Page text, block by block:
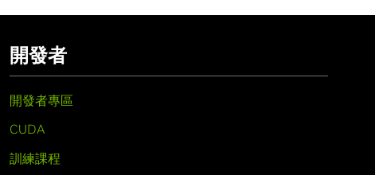
開發者
開發者專區
CUDA
訓練課程